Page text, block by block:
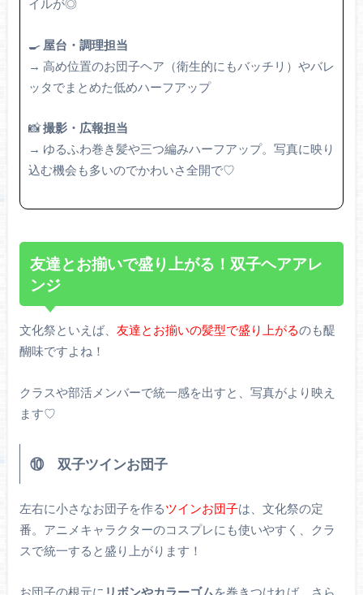
イルが◎
🍳 屋台・調理担当
→ 高め位置のお団子ヘア（衛生的にもバッチリ）やバレ
ッタでまとめた低めハーフアップ
📸撮影・広報担当
→ ゆるふわ巻き髪や三つ編みハーフアップ。写真に映り
込む機会も多いのでかわいさ全開で♡
友達とお揃いで盛り上がる！双子ヘアアレ
ンジ
文化祭といえば、 友達とお揃いの髪型で盛り上がるのも醍
醐味ですよね！
クラスや部活メンバーで統一感を出すと、写真がより映え
ます♡
⑩ 双子ツインお団子
左右に小さなお団子を作るツインお団子は、文化祭の定
番。アニメキャラクターのコスプレにも使いやすく、クラ
スで統一すると盛り上がります！
お団子の根元に リボンやカラーゴムを巻きつければ、さら